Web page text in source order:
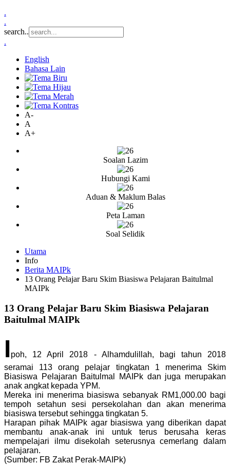
.
.
search..
.
English
Bahasa Lain
A-
A
A+
Soalan Lazim
Hubungi Kami
Aduan & Maklum Balas
Peta Laman
Soal Selidik
Utama
Info
Berita MAIPk
13 Orang Pelajar Baru Skim Biasiswa Pelajaran Baitulmal
MAIPk
13 Orang Pelajar Baru Skim Biasiswa Pelajaran
Baitulmal MAIPk
Ipoh, 12 April 2018 - Alhamdulillah, bagi tahun 2018
seramai 113 orang pelajar tingkatan 1 menerima Skim
Biasiswa Pelajaran Baitulmal MAIPk dan juga merupakan
anak angkat kepada YPM.
Mereka ini menerima biasiswa sebanyak RM1,000.00 bagi
tempoh setahun sesi persekolahan dan akan menerima
biasiswa tersebut sehingga tingkatan 5.
Harapan pihak MAIPk agar biasiswa yang diberikan dapat
membantu anak-anak ini untuk terus berusaha keras
mempelajari ilmu disekolah seterusnya cemerlang dalam
pelajaran.
(Sumber: FB Zakat Perak-MAIPk)